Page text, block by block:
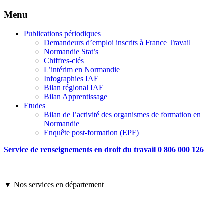
Menu
Publications périodiques
Demandeurs d’emploi inscrits à France Travail
Normandie Stat’s
Chiffres-clés
L’intérim en Normandie
Infographies IAE
Bilan régional IAE
Bilan Apprentissage
Etudes
Bilan de l’activité des organismes de formation en
Normandie
Enquête post-formation (EPF)
Service de renseignements en droit du travail 0 806 000 126
▼ Nos services en département